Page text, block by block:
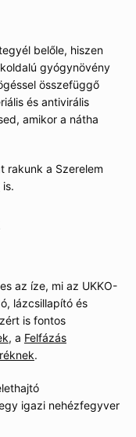
belőle, hiszen
gyógynövény
összefüggő
és antivirális
amikor a nátha
rakunk a Szerelem
is.
az íze, mi az UKKO-
lázcsillapító és
is fontos
, a Felfázás
.
igazi nehézfegyver